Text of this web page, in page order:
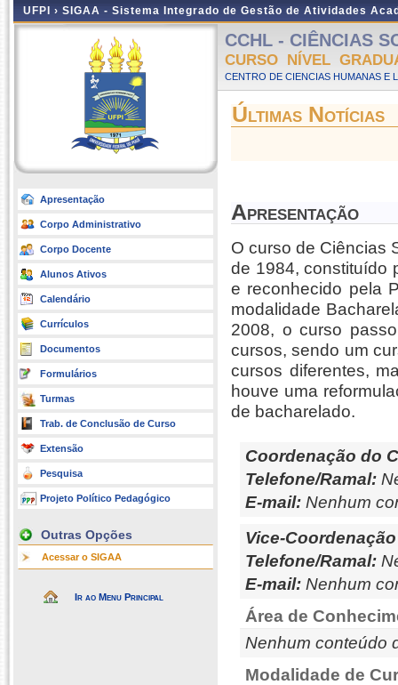
UFPI › SIGAA - Sistema Integrado de Gestão de Atividades
Apresentação
Corpo Administrativo
Corpo Docente
Alunos Ativos
Calendário
Currículos
Documentos
Formulários
Turmas
Trab. de Conclusão de Curso
Extensão
Pesquisa
Projeto Político Pedagógico
Outras Opções
Acessar o SIGAA
Ir ao Menu Principal
CCHL - CIÊNCIAS
CURSO NÍVEL
CENTRO DE CIENCIAS HUMANAS E
Últimas Notícias
Apresentação
O curso de Ciências
de 1984, constituído
e reconhecido pela
modalidade
2008, o curso
cursos, sendo um
cursos diferentes,
houve uma
de bacharelado.
Coordenação do
Telefone/Ramal:
E-mail: Nenhum
Vice-
Telefone/Ramal:
E-mail: Nenhum
Área de
Nenhum conteúdo
Modalidade de